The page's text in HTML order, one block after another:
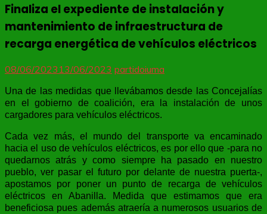
Finaliza el expediente de instalación y
mantenimiento de infraestructura de
recarga energética de vehículos eléctricos
08/06/2023 13/06/2023 partidoiuma
Una de las medidas que llevábamos desde las Concejalías
en el gobierno de coalición, era la instalación de unos
cargadores para vehículos eléctricos.
Cada vez más, el mundo del transporte va encaminado
hacia el uso de vehículos eléctricos, es por ello que -para no
quedarnos atrás y como siempre ha pasado en nuestro
pueblo, ver pasar el futuro por delante de nuestra puerta-,
apostamos por poner un punto de recarga de vehículos
eléctricos en Abanilla. Medida que estimamos que era
beneficiosa pues además atraería a numerosos usuarios de